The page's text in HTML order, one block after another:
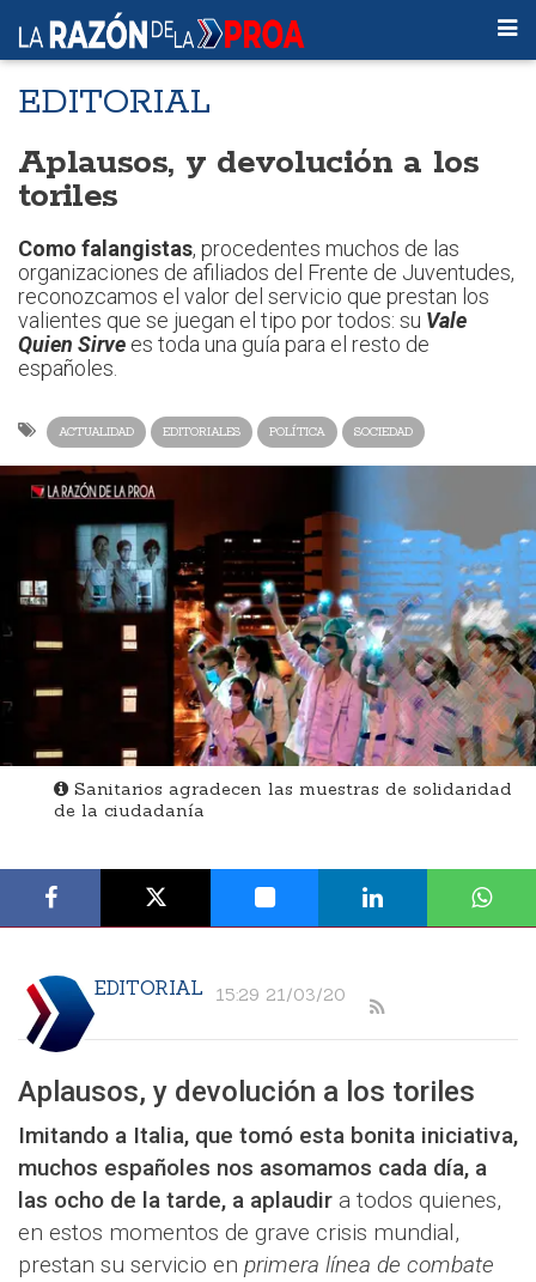
EDITORIAL
Aplausos, y devolución a los
toriles
Como falangistas, procedentes muchos de las
organizaciones de afiliados del Frente de Juventudes,
reconozcamos el valor del servicio que prestan los
valientes que se juegan el tipo por todos: su Vale
Quien Sirve es toda una guía para el resto de
españoles.
ACTUALIDAD EDITORIALES POLÍTICA SOCIEDAD
Sanitarios agradecen las muestras de solidaridad
de la ciudadanía
EDITORIAL 15:29 21/03/20
Aplausos, y devolución a los toriles
Imitando a Italia, que tomó esta bonita iniciativa,
muchos españoles nos asomamos cada día, a
las ocho de la tarde, a aplaudir a todos quienes,
en estos momentos de grave crisis mundial,
prestan su servicio en primera línea de combate